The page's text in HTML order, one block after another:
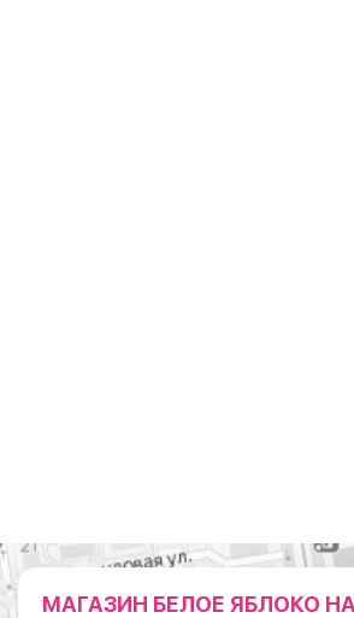
МАГАЗИН БЕЛОЕ ЯБЛОКО